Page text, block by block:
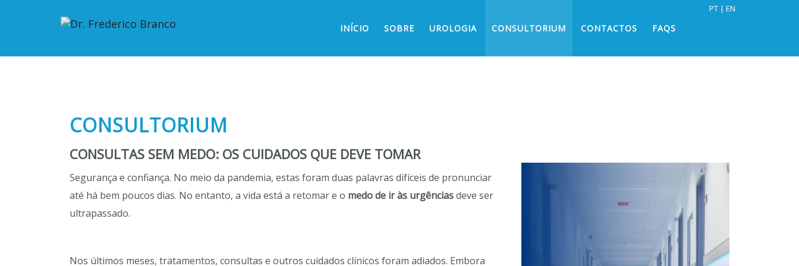
INÍCIO SOBRE UROLOGIA CONSULTORIUM CONTACTOS FAQS
PT EN
Urologia
O que é?
CONSULTORIUM
CONSULTAS SEM MEDO: OS CUIDADOS QUE DEVE TOMAR
Segurança e confiança. No meio da pandemia, estas foram duas palavras difíceis de pronunciar
até há bem poucos dias. No entanto, a vida está a retomar e o medo de ir às urgênciasdeve ser
ultrapassado.
Nos últimos meses, tratamentos, consultas e outros cuidados clínicos foram adiados. Embora